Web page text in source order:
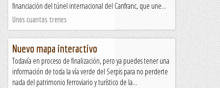
financiación del túnel internacional del Canfranc, que une...
Unos cuantos trenes
Nuevo mapa interactivo
Todavía en proceso de finalización, pero ya puedes tener una
información de toda la vía verde del Serpis para no perderte
nada del patrimonio ferroviario y turístico de la...